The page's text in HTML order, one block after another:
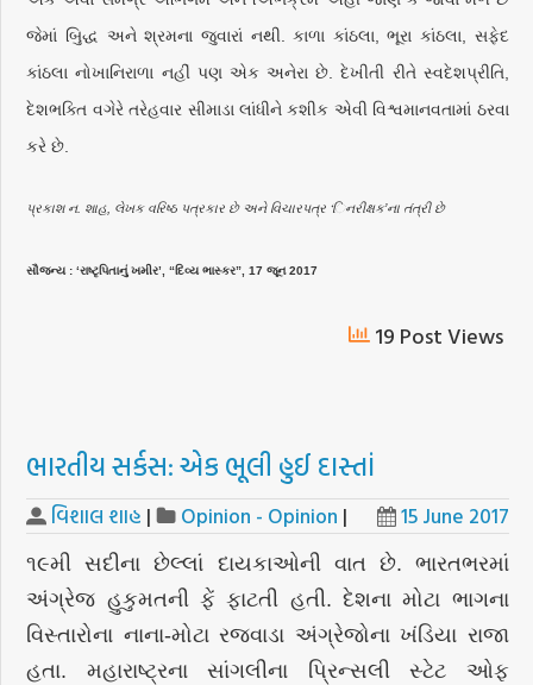
જેમાં બુિદ્ધ અને શ્રમના જુવારાં નથી. કાળા કાંઠલા, ભૂરા કાંઠલા, સફેદ
કાંઠલા નોખાનિરાળા નહીં પણ એક અનેરા છે. દેખીતી રીતે સ્વદેશપ્રીતિ,
દેશભક્તિ વગેરે તરેહવાર સીમાડા લાંધીને કશીક એવી વિશ્વમાનવતામાં ઠરવા
કરે છે.
પ્રકાશ ન. શાહ, લેખક વરિષ્ઠ પત્રકાર છે અને વિચારપત્ર ‘િનરીક્ષક’ના તંત્રી છે
સૌજન્ય : ‘રાષ્ટૃપિતાનું ખમીર’, “દિવ્ય ભાસ્કર”, 17 જૂન 2017
19 Post Views
ભારતીય સર્કસ: એક ભૂલી હુઈ દાસ્તાં
વિશાલ શાહ | Opinion - Opinion | 15 June 2017
૧૯મી સદીના છેલ્લાં દાયકાઓની વાત છે. ભારતભરમાં
અંગ્રેજ હુકુમતની ફેં ફાટતી હતી. દેશના મોટા ભાગના
વિસ્તારોના નાના-મોટા રજવાડા અંગ્રેજોના ખંડિયા રાજા
હતા. મહારાષ્ટ્રના સાંગલીના પ્રિન્સલી સ્ટેટ ઓફ